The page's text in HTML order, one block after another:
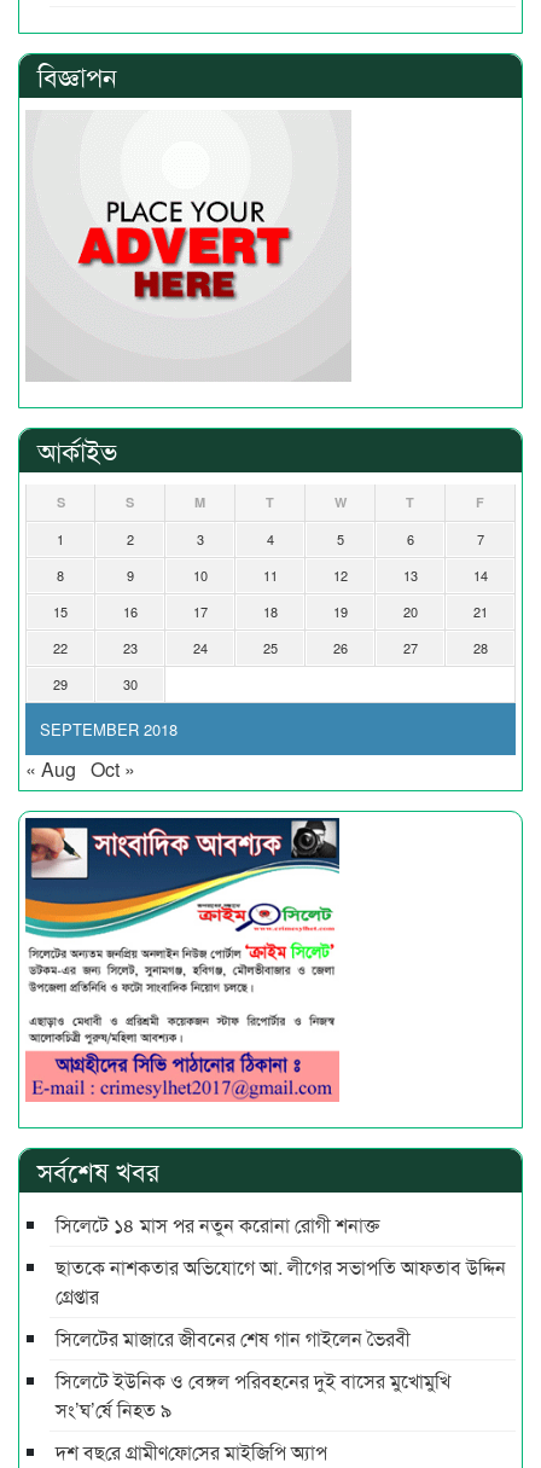
বিজ্ঞাপন
আর্কাইভ
SEPTEMBER 2018
S S M T W T F
1 2 3 4 5 6
7
8
9 10 11 12 13
14
15
16 17 18 19 20
21
22
23 24 25 26 27
28
29
30
« Aug Oct »
সর্বশেষ খবর
সিলেটে ১৪ মাস পর নতুন করোনা রোগী শনাক্ত
ছাতকে নাশকতার অভিযোগে আ. লীগের সভাপ‌তি আফতাব উদ্দিন
গ্রেপ্তার
সিলেটের মাজারে জীবনের শেষ গান গাইলেন ভৈরবী
সিলেটে ইউনিক ও বেঙ্গল পরিবহনের দুই বাসের মুখোমুখি
সং’ঘ’র্ষে নিহত ৯
দশ বছ‌রে গ্রামীণ‌ফো‌সের মাইজিপি অ্যাপ